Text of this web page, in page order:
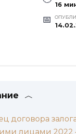
16
договора
лицами 2022